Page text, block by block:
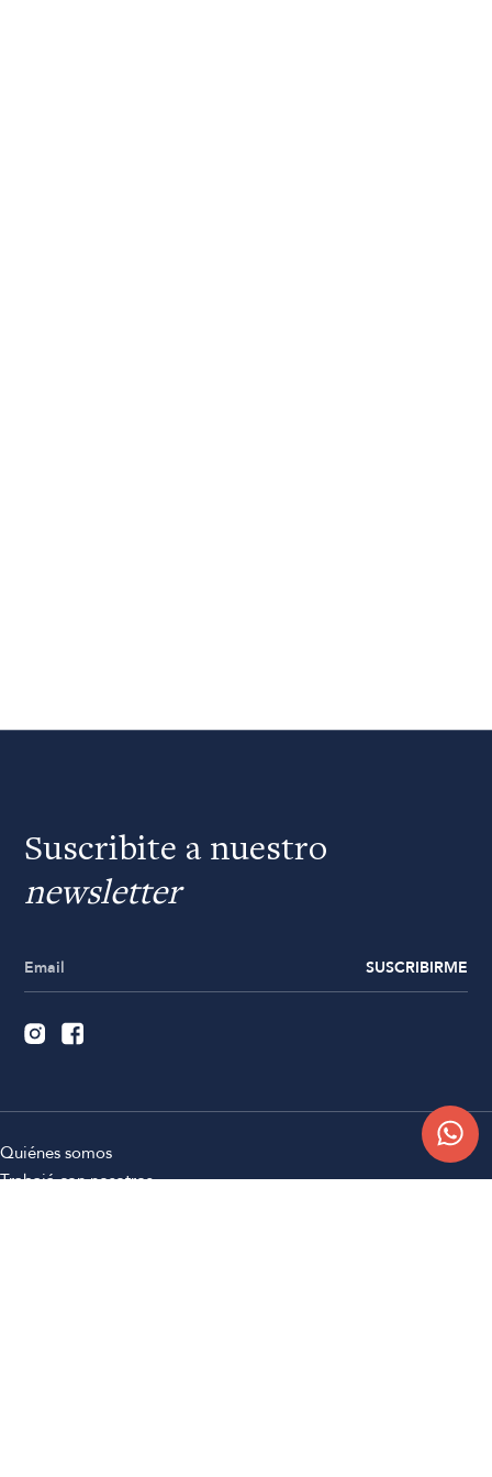
Suscribite a nuestro
newsletter
SUSCRIBIRME
Quiénes somos
Trabajá con nosotros